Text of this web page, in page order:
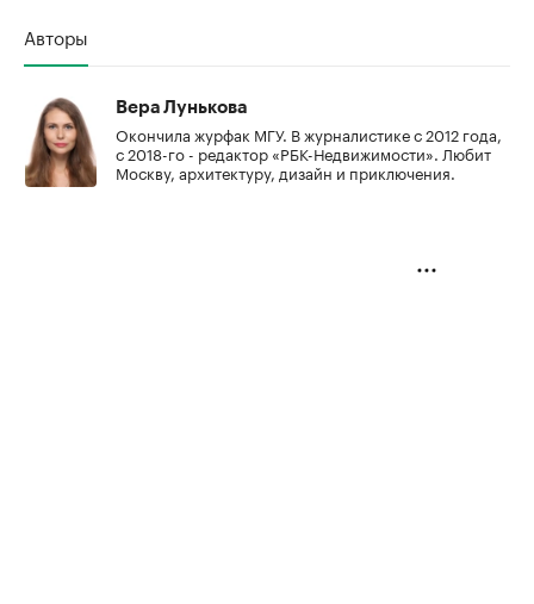
Авторы
Вера Лунькова
Окончила журфак МГУ. В журналистике с 2012 года,
с 2018-го - редактор «РБК-Недвижимости». Любит
Москву, архитектуру, дизайн и приключения.